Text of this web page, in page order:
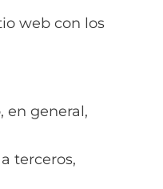
web con los
en general,
terceros,